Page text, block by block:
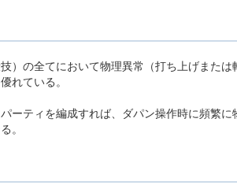
）の全てにおいて物理異常（打ち上げまたは
れている。
ーティを編成すれば、ダパン操作時に頻繁に
。